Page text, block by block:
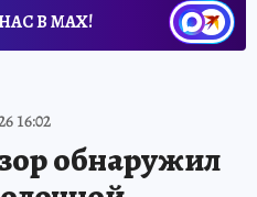
В МАХ!
16:02
обнаружил